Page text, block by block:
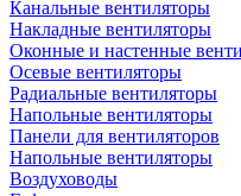
Канальные вентиляторы
Накладные вентиляторы
Оконные и настенные
Осевые вентиляторы
Радиальные вентиляторы
Напольные вентиляторы
Панели для вентиляторов
Напольные вентиляторы
Воздуховоды